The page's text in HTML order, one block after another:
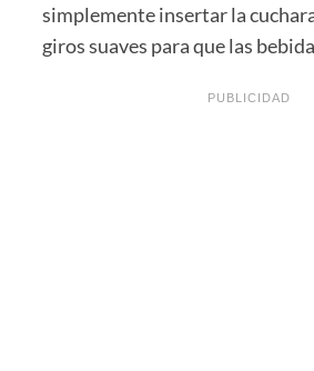
simplemente insertar la
giros suaves para que las
PUBLICIDAD